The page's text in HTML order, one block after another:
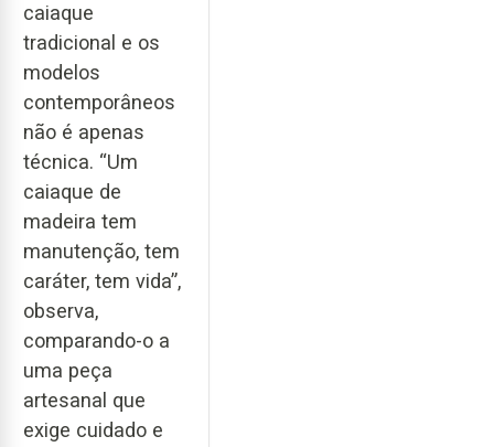
caiaque
tradicional e os
modelos
contemporâneos
não é apenas
técnica. “Um
caiaque de
madeira tem
manutenção, tem
caráter, tem vida”,
observa,
comparando-o a
uma peça
artesanal que
exige cuidado e